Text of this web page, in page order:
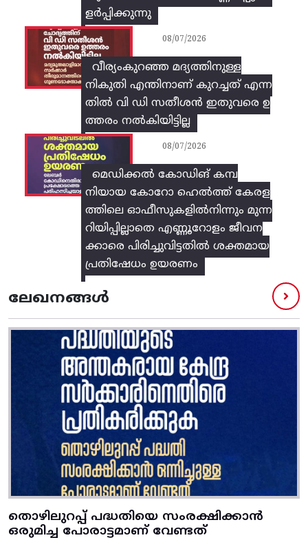
ളർപ്പിക്കുന്നു
വീര്യംകുറഞ്ഞ മദ്യത്തിനുള്ള
നികുതി എന്തിനാണ് കുറച്ചത് എന്ന
തിൽ വി ഡി സതീശൻ ഇതുവരെ ഉ
ത്തരം നൽകിയിട്ടില്ല
08/07/2026
മെഡിക്കൽ കോഡിങ് കമ്പ
നിയായ കോറോ ഹെൽത്ത് കേരള
ത്തിലെ ഓഫീസുകളിൽനിന്നും മുന്ന
റിയിപ്പില്ലാതെ എണ്ണൂറോളം ജീവന
ക്കാരെ പിരിച്ചുവിട്ടതിൽ‌ ശക്തമായ
പ്രതിഷേധം ഉയരണം
08/07/2026
ലേഖനങ്ങൾ
തൊഴിലുറപ്പ് പദ്ധതിയെ സംരക്ഷിക്കാൻ
ഒരുമിച്ച പോരാട്ടമാണ് വേണ്ടത്